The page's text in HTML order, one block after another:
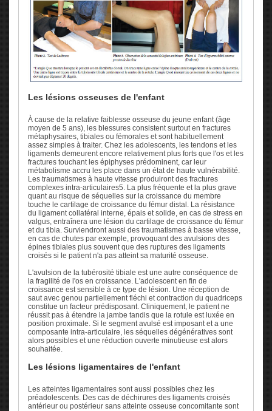
Les lésions osseuses de l'enfant
À cause de la relative faiblesse osseuse du jeune enfant (âge
moyen de 5 ans), les blessures consistent surtout en fractures
métaphysaires, tibiales ou fémorales et sont habituellement
assez simples à traiter. Chez les adolescents, les tendons et les
ligaments demeurent encore relativement plus forts que l'os et les
fractures touchant les épiphyses prédominent, car leur
métabolisme accru les place dans un état de haute vulnérabilité.
Les traumatismes à haute vitesse produiront des fractures
complexes intra-articulaires5. La plus fréquente et la plus grave
quant au risque de séquelles sur la croissance du membre
touche le cartilage de croissance du fémur distal. La résistance
du ligament collatéral interne, épais et solide, en cas de stress en
valgus, entraînera une lésion du cartilage de croissance du fémur
et du tibia. Surviendront aussi des traumatismes à basse vitesse,
en cas de chutes par exemple, provoquant des avulsions des
épines tibiales plus souvent que des ruptures des ligaments
croisés si le patient n'a pas atteint sa maturité osseuse.
L'avulsion de la tubérosité tibiale est une autre conséquence de
la fragilité de l'os en croissance. L'adolescent en fin de
croissance est sensible à ce type de lésion. Une réception de
saut avec genou partiellement fléchi et contraction du quadriceps
constitue un facteur prédisposant. Cliniquement, le patient ne
réussit pas à étendre la jambe tandis que la rotule est luxée en
position proximale. Si le segment avulsé est imposant et a une
composante intra-articulaire, les séquelles dégénératives sont
alors possibles et une réduction ouverte minutieuse est alors
souhaitée.
Les lésions ligamentaires de l'enfant
Les atteintes ligamentaires sont aussi possibles chez les
préadolescents. Des cas de déchirures des ligaments croisés
antérieur ou postérieur sans atteinte osseuse concomitante sont